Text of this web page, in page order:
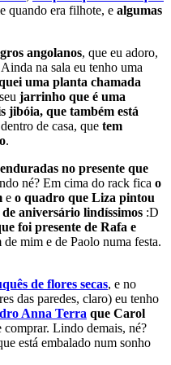
quando era filhote, e algumas
angolanos, que eu adoro,
na sala eu tenho uma
uma planta chamada
jarrinho que é uma
jibóia, que também está
de casa, que tem
.
no presente que
né? Em cima do rack fica o
e o quadro que Liza pintou
de aniversário lindíssimos :D
foi presente de Rafa e
mim e de Paolo numa festa.
de flores secas, e no
das paredes, claro) eu tenho
Anna Terra que Carol
Lindo demais, né?
está embalado num sonho